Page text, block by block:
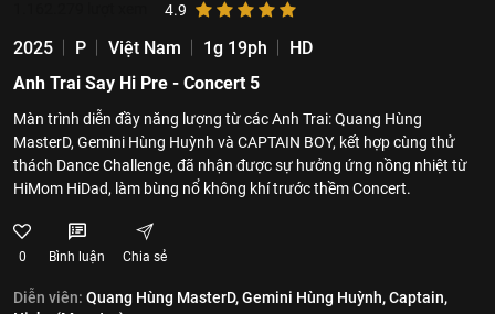
4.9
2025 P Việt Nam 1g 19ph
HD
Anh Trai Say Hi Pre - Concert 5
Màn trình diễn đầy năng lượng từ các Anh Trai: Quang Hùng
MasterD, Gemini Hùng Huỳnh và CAPTAIN BOY, kết hợp cùng thử
thách Dance Challenge, đã nhận được sự hưởng ứng nồng nhiệt từ
HiMom HiDad, làm bùng nổ không khí trước thềm Concert.
0 Bình luận Chia sẻ
Diễn viên: Quang Hùng MasterD,Gemini Hùng Huỳnh,Captain,